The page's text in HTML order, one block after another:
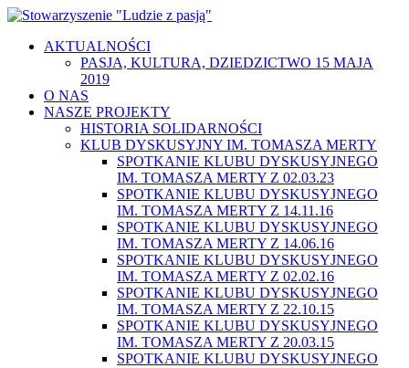
AKTUALNOŚCI
PASJA, KULTURA, DZIEDZICTWO 15 MAJA
2019
O NAS
NASZE PROJEKTY
HISTORIA SOLIDARNOŚCI
KLUB DYSKUSYJNY IM. TOMASZA MERTY
SPOTKANIE KLUBU DYSKUSYJNEGO
IM. TOMASZA MERTY Z 02.03.23
SPOTKANIE KLUBU DYSKUSYJNEGO
IM. TOMASZA MERTY Z 14.11.16
SPOTKANIE KLUBU DYSKUSYJNEGO
IM. TOMASZA MERTY Z 14.06.16
SPOTKANIE KLUBU DYSKUSYJNEGO
IM. TOMASZA MERTY Z 02.02.16
SPOTKANIE KLUBU DYSKUSYJNEGO
IM. TOMASZA MERTY Z 22.10.15
SPOTKANIE KLUBU DYSKUSYJNEGO
IM. TOMASZA MERTY Z 20.03.15
SPOTKANIE KLUBU DYSKUSYJNEGO